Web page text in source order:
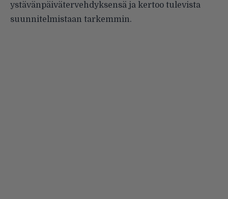
ystävänpäivätervehdyksensä ja kertoo tulevista
suunnitelmistaan tarkemmin.